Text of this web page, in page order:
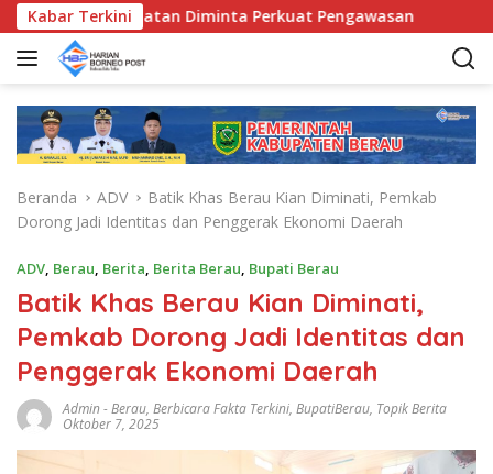
a
Kabar Terkini
Kecamatan Diminta Perkuat Pengawasan
Beranda ADV
Batik Khas Berau Kian Diminati, Pemkab
Dorong Jadi Identitas dan Penggerak Ekonomi Daerah
ADV, Berau, Berita, Berita Berau, Bupati Berau
Batik Khas Berau Kian Diminati,
Pemkab Dorong Jadi Identitas dan
Penggerak Ekonomi Daerah
Admin-Berau, Berbicara Fakta Terkini, BupatiBerau, Topik Berita
Oktober 7, 2025